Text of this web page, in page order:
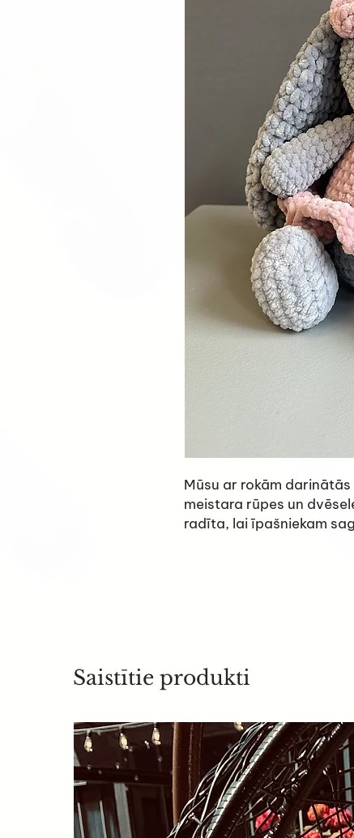
Mūsu ar rokām
meistara rūpes un
radīta, lai īpašniekam
Saistītie produkti